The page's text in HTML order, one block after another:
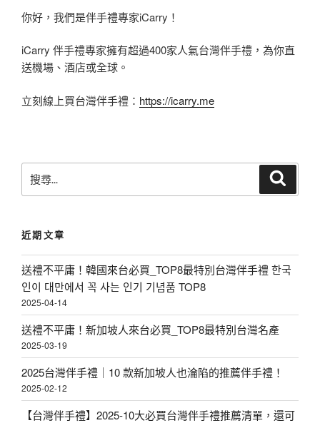
你好，我們是伴手禮專家iCarry！
iCarry 伴手禮專家擁有超過400家人氣台灣伴手禮，為你直
送機場、酒店或全球。
立刻線上買台灣伴手禮： https://icarry.me
尋
字
:
近期文章
送禮不平庸！韓國來台必買_TOP8最特別台灣伴手禮 한국
인이 대만에서 꼭 사는 인기 기념품 TOP8
2025-04-14
送禮不平庸！新加坡人來台必買_TOP8最特別台灣名產
2025-03-19
2025台灣伴手禮｜10 款新加坡人也淪陷的推薦伴手禮！
2025-02-12
【台灣伴手禮】2025-10大必買台灣伴手禮推薦清單，還可